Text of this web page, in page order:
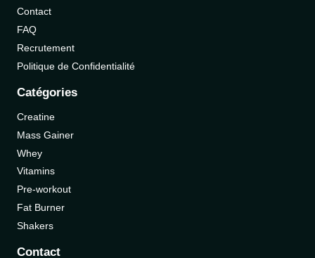
Contact
FAQ
Recrutement
Politique de Confidentialité
Catégories
Creatine
Mass Gainer
Whey
Vitamins
Pre-workout
Fat Burner
Shakers
Contact